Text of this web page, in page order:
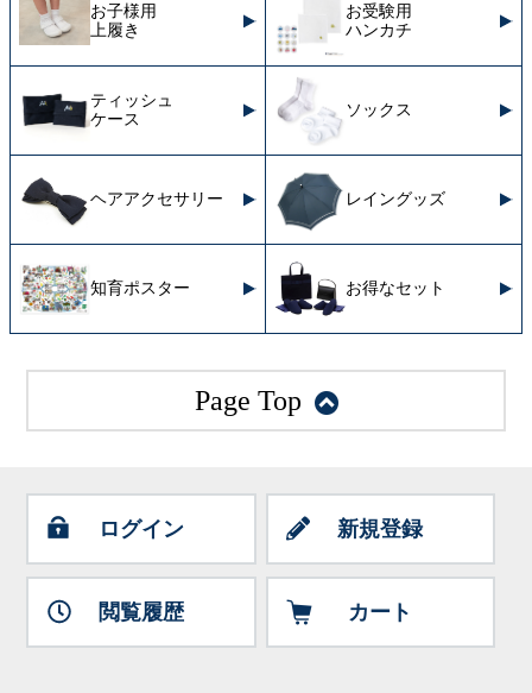
お子様用
上履き
お受験用
ハンカチ
ティッシュ
ケース
ソックス
ヘアアクセサリー レイングッズ
知育ポスター お得なセット
Page Top
ログイン 新規登録
閲覧履歴 カート